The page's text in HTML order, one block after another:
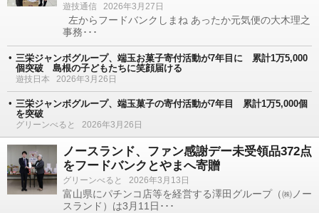
遊技通信 2026年3月27日
左からフードバンクしまね あったか元気便の大木理之
事務･･･
三栄ジャンボグループ、端玉お菓子寄付活動が7年目に 累計1万5,000
個突破 島根の子どもたちに笑顔届ける
遊技日本 2026年3月26日
三栄ジャンボグループ、端玉菓子の寄付活動が7年目 累計1万5,000個
を突破
グリーンべると 2026年3月26日
ノースランド、ファン感謝デー未受領品372点
をフードバンクとやまへ寄贈
グリーンべると 2026年3月13日
富山県にパチンコ店等を経営する澤田グループ（㈱ノー
スランド）は3月11日･･･